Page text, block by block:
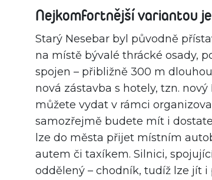
Nejkomfortnější variantou
Starý Nesebar byl původně
na místě bývalé thrácké osady,
spojen – přibližně 300 m
nová zástavba s hotely, tzn.
můžete vydat v rámci
samozřejmě budete mít i
lze do města přijet místním
autem či taxíkem. Silnici,
oddělený – chodník, tudíž lze jít